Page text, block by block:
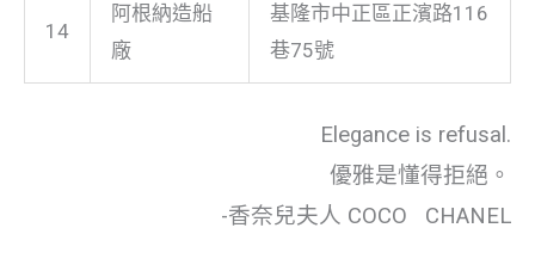
14
阿根納造船
廠
基隆市中正區正濱路116
巷75號
Elegance is refusal.
優雅是懂得拒絕。
-香奈兒夫人 COCO CHANEL